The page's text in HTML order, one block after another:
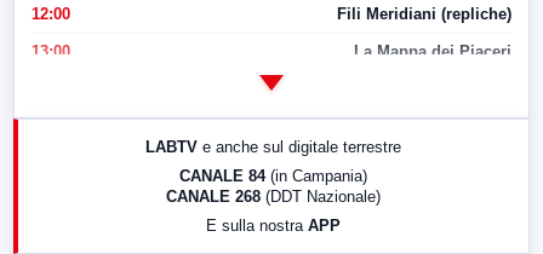
12:00 Fili Meridiani (repliche)
13:00 La Mappa dei Piaceri
LABTV e anche sul digitale terrestre
CANALE 84 (in Campania)
CANALE 268 (DDT Nazionale)
E sulla nostra APP